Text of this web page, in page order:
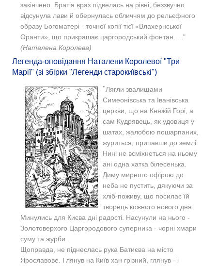
закінчено. Братія враз підвелась на рівні, беззвучно
відсунула лави й обернулась обличчям до рельєфного
образу Богоматері - точної копії тієї «Влахернської
Оранти», що прикрашає царгородський фонтан. ..."
(Наталена Королева)
Легенда-оповідання Наталени Королевої "Три
Марії" (зі збірки "Легенди старокиївські")
"Лягли звалищами
Симеонівська та Іванівська
церкви, що на Княжій Горі, а
сам Кудрявець, як удовиця у
шатах, жалобою пошарпаних,
журиться, припавши до землі.
Нині не всміхнеться на ньому
ані одна хатка білесенька.
Диму мирного офірою до
неба не пустить, дякуючи за
хліб-поживу, що посилає їй
творець кожного нового дня.
Минулись для Києва дні радості. Насунули на нього -
Золотоверхого Царгородового суперника - чорні хмари
суму та журби.
Щоправда, не піднеслась рука Батиєва на місто
Ярославове. Глянув на Київ хан грізний, глянув - і